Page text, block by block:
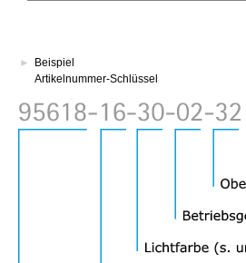
►
Beispiel
Artikelnummer-Schlüssel